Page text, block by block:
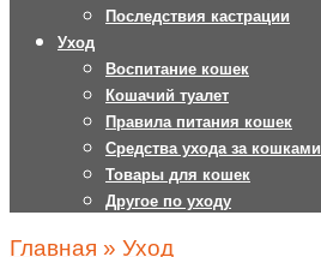
Последствия кастрации
Уход
Воспитание кошек
Кошачий туалет
Правила питания кошек
Средства ухода за кошками
Товары для кошек
Другое по уходу
Главная » Уход